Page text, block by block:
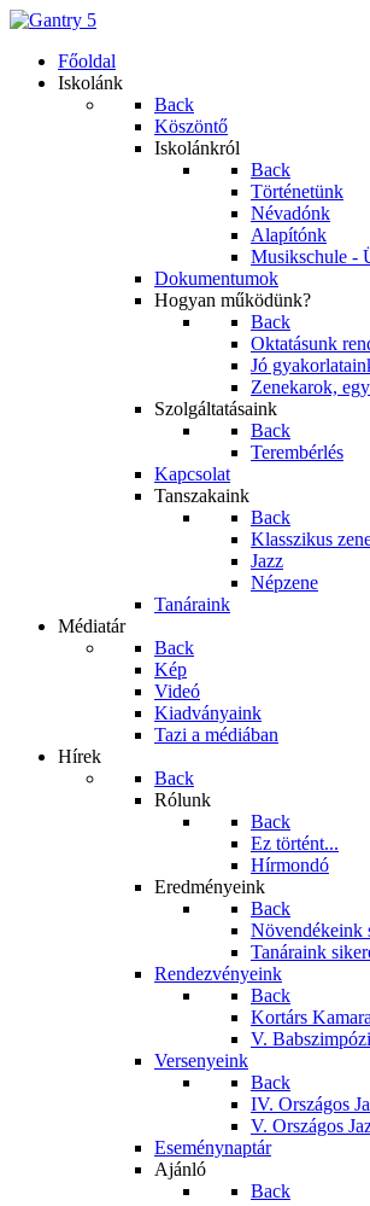
Főoldal
Iskolánk
Back
Köszöntő
Iskolánkról
Back
Történetünk
Névadónk
Alapítónk
Musikschule -
Dokumentumok
Hogyan működünk?
Back
Oktatásunk
Jó
Zenekarok,
Szolgáltatásaink
Back
Terembérlés
Kapcsolat
Tanszakaink
Back
Klasszikus
Jazz
Népzene
Tanáraink
Médiatár
Back
Kép
Videó
Kiadványaink
Tazi a médiában
Hírek
Back
Rólunk
Back
Ez történt...
Hírmondó
Eredményeink
Back
Növendékeink
Tanáraink
Rendezvényeink
Back
Kortárs
V.
Versenyeink
Back
IV. Országos
V. Országos
Eseménynaptár
Ajánló
Back